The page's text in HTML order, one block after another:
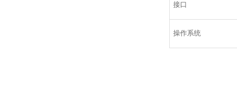
接口
操作系统